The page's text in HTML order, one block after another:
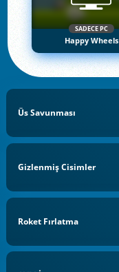
SADECE PC
Happy Wheels
Üs Savunması
Gizlenmiş Cisimler
Roket Fırlatma